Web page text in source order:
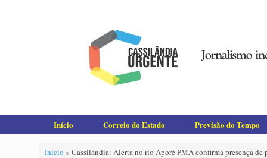
Início Correio do Estado Previsão do Tempo
Início » Cassilândia: Alerta no rio Aporé PMA confirma presença de